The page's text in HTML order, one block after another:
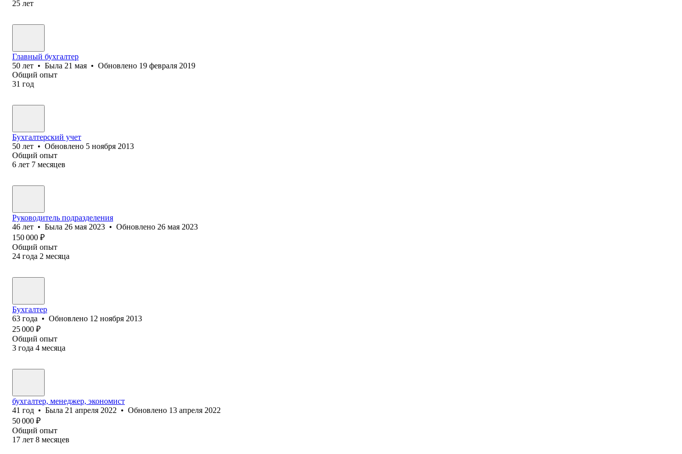
25 лет
Главный бухгалтер
50 лет • Была 21 мая • Обновлено 19 февраля 2019
Общий опыт
31 год
Бухгалтерский учет
50 лет • Обновлено 5 ноября 2013
Общий опыт
6 лет 7 месяцев
Руководитель подразделения
46 лет • Была 26 мая 2023 • Обновлено 26 мая 2023
150 000 ₽
Общий опыт
24 года 2 месяца
Бухгалтер
63 года • Обновлено 12 ноября 2013
25 000 ₽
Общий опыт
3 года 4 месяца
бухгалтер, менеджер, экономист
41 год • Была 21 апреля 2022 • Обновлено 13 апреля 2022
50 000 ₽
Общий опыт
17 лет 8 месяцев